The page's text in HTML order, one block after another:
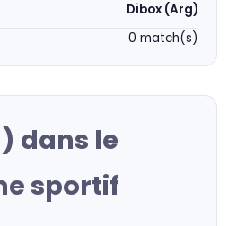
Dibox (Arg)
0 match(s)
dans le
sportif